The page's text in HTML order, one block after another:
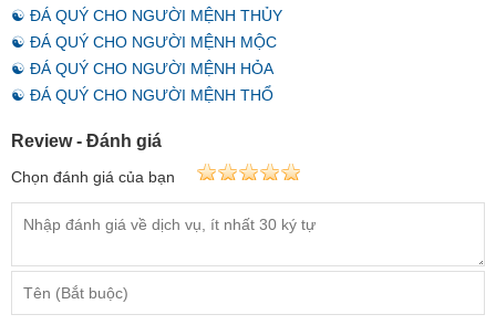
☯ ĐÁ QUÝ CHO NGƯỜI MỆNH THỦY
☯ ĐÁ QUÝ CHO NGƯỜI MỆNH MỘC
☯ ĐÁ QUÝ CHO NGƯỜI MỆNH HỎA
☯ ĐÁ QUÝ CHO NGƯỜI MỆNH THỔ
Review - Đánh giá
Chọn đánh giá của bạn